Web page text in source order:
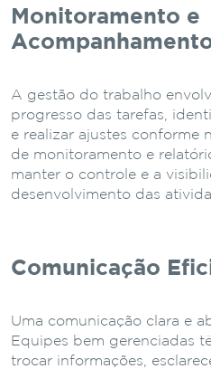
Monitoramento e
A gestão do trabalho
progresso das tarefas,
e realizar ajustes conforme
de monitoramento e
manter o controle e a
desenvolvimento das
Comunicação
Uma comunicação clara e
Equipes bem gerenciadas
trocar informações,